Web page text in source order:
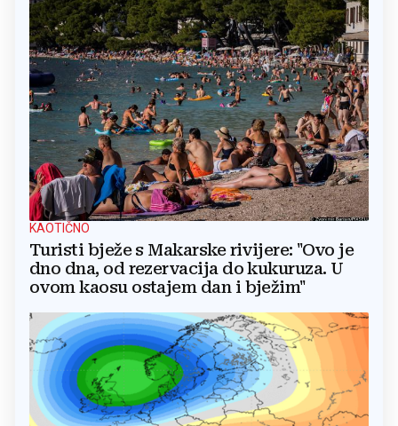
KAOTIČNO
Turisti bježe s Makarske rivijere: "Ovo je
dno dna, od rezervacija do kukuruza. U
ovom kaosu ostajem dan i bježim"